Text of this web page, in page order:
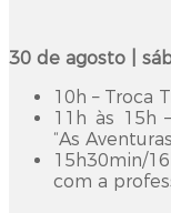
30 de agosto |
10h – Troca
11h às 15h
“As
15h30min/
com a